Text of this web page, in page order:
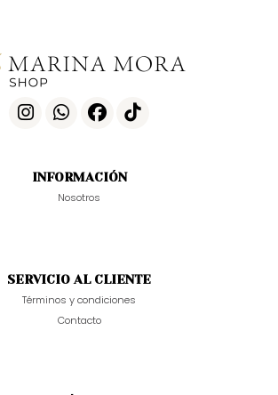
INFORMACIÓN
Nosotros
SERVICIO AL CLIENTE
Términos y condiciones
Contacto